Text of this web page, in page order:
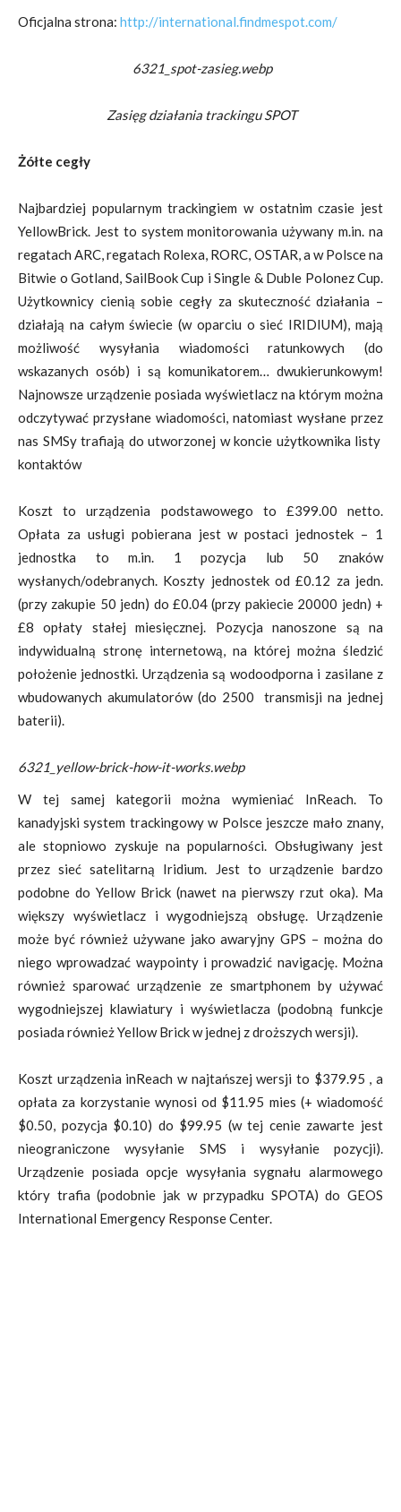
Oficjalna strona: http://international.findmespot.com/
6321_spot-zasieg.webp
Zasięg działania trackingu SPOT
Żółte cegły
Najbardziej popularnym trackingiem w ostatnim czasie jest
YellowBrick. Jest to system monitorowania używany m.in. na
regatach ARC, regatach Rolexa, RORC, OSTAR, a w Polsce na
Bitwie o Gotland, SailBook Cup i Single & Duble Polonez Cup.
Użytkownicy cienią sobie cegły za skuteczność działania –
działają na całym świecie (w oparciu o sieć IRIDIUM), mają
możliwość wysyłania wiadomości ratunkowych (do
wskazanych osób) i są komunikatorem… dwukierunkowym!
Najnowsze urządzenie posiada wyświetlacz na którym można
odczytywać przysłane wiadomości, natomiast wysłane przez
nas SMSy trafiają do utworzonej w koncie użytkownika listy
kontaktów
Koszt to urządzenia podstawowego to £399.00 netto.
Opłata za usługi pobierana jest w postaci jednostek – 1
jednostka to m.in. 1 pozycja lub 50 znaków
wysłanych/odebranych. Koszty jednostek od £0.12 za jedn.
(przy zakupie 50 jedn) do £0.04 (przy pakiecie 20000 jedn) +
£8 opłaty stałej miesięcznej. Pozycja nanoszone są na
indywidualną stronę internetową, na której można śledzić
położenie jednostki. Urządzenia są wodoodporna i zasilane z
wbudowanych akumulatorów (do 2500 transmisji na jednej
baterii).
6321_yellow-brick-how-it-works.webp
W tej samej kategorii można wymieniać InReach. To
kanadyjski system trackingowy w Polsce jeszcze mało znany,
ale stopniowo zyskuje na popularności. Obsługiwany jest
przez sieć satelitarną Iridium. Jest to urządzenie bardzo
podobne do Yellow Brick (nawet na pierwszy rzut oka). Ma
większy wyświetlacz i wygodniejszą obsługę. Urządzenie
może być również używane jako awaryjny GPS – można do
niego wprowadzać waypointy i prowadzić navigację. Można
również sparować urządzenie ze smartphonem by używać
wygodniejszej klawiatury i wyświetlacza (podobną funkcje
posiada również Yellow Brick w jednej z droższych wersji).
Koszt urządzenia inReach w najtańszej wersji to $379.95 , a
opłata za korzystanie wynosi od $11.95 mies (+ wiadomość
$0.50, pozycja $0.10) do $99.95 (w tej cenie zawarte jest
nieograniczone wysyłanie SMS i wysyłanie pozycji).
Urządzenie posiada opcje wysyłania sygnału alarmowego
który trafia (podobnie jak w przypadku SPOTA) do GEOS
International Emergency Response Center.